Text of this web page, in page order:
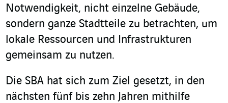
Notwendigkeit, nicht einzelne Gebäude,
sondern ganze Stadtteile zu betrachten, um
lokale Ressourcen und Infrastrukturen
gemeinsam zu nutzen.
Die SBA hat sich zum Ziel gesetzt, in den
nächsten fünf bis zehn Jahren mithilfe